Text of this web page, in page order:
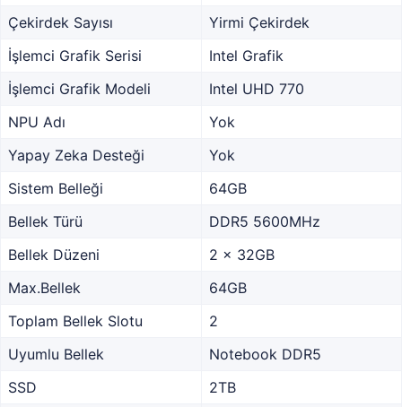
Çekirdek Sayısı
Yirmi Çekirdek
İşlemci Grafik Serisi
Intel Grafik
İşlemci Grafik Modeli
Intel UHD 770
NPU Adı
Yok
Yapay Zeka Desteği
Yok
Sistem Belleği
64GB
Bellek Türü
DDR5 5600MHz
Bellek Düzeni
2 x 32GB
Max.Bellek
64GB
Toplam Bellek Slotu
2
Uyumlu Bellek
Notebook DDR5
SSD
2TB